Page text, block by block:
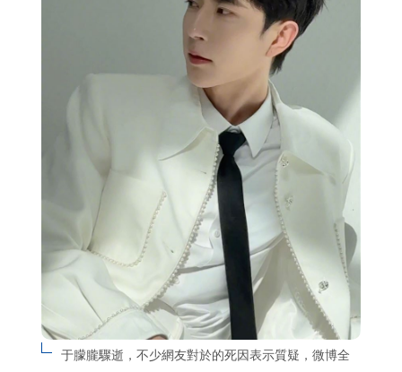
于朦朧驟逝，不少網友對於的死因表示質疑，微博全